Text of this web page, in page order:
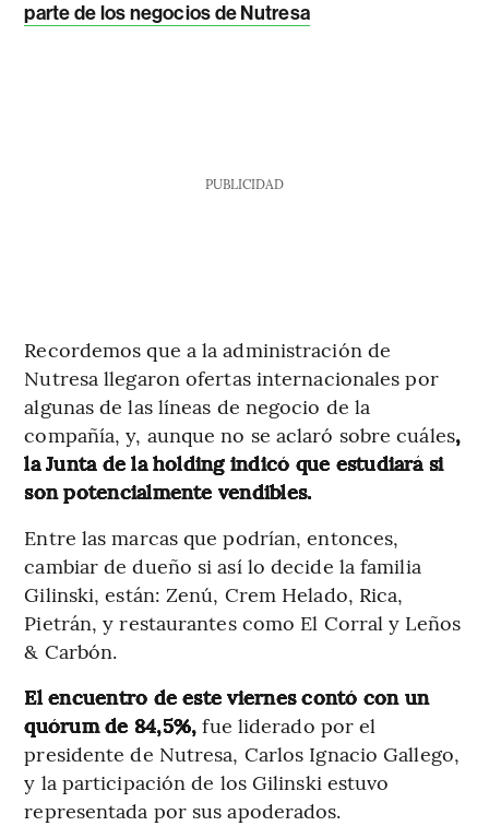
parte de los negocios de Nutresa
PUBLICIDAD
Recordemos que a la administración de
Nutresa llegaron ofertas internacionales por
algunas de las líneas de negocio de la
compañía, y, aunque no se aclaró sobre cuáles,
la Junta de la holding indicó que estudiará si
son potencialmente vendibles.
Entre las marcas que podrían, entonces,
cambiar de dueño si así lo decide la familia
Gilinski, están: Zenú, Crem Helado, Rica,
Pietrán, y restaurantes como El Corral y Leños
& Carbón.
El encuentro de este viernes contó con un
quórum de 84,5%,fue liderado por el
presidente de Nutresa, Carlos Ignacio Gallego,
y la participación de los Gilinski estuvo
representada por sus apoderados.